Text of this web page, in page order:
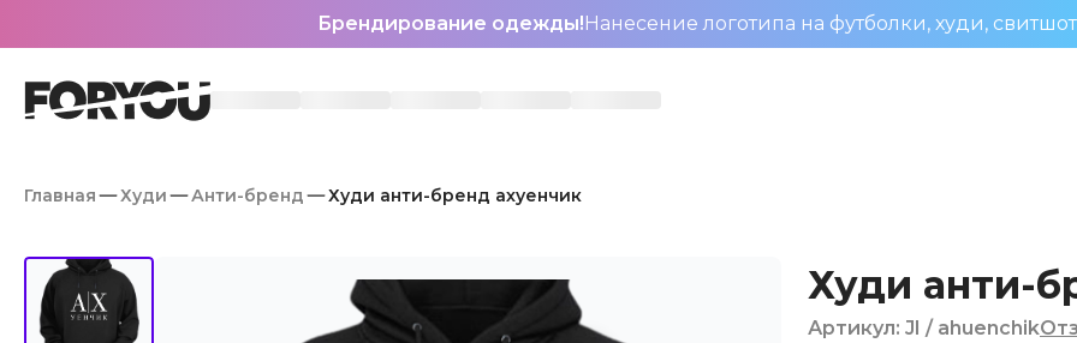
Брендирование одежды!Нанесение логотипа на футболки, худи,
Главная Худи Анти-бренд Худи анти-бренд ахуенчик
Худи анти-
Артикул: JI / ahuenchik